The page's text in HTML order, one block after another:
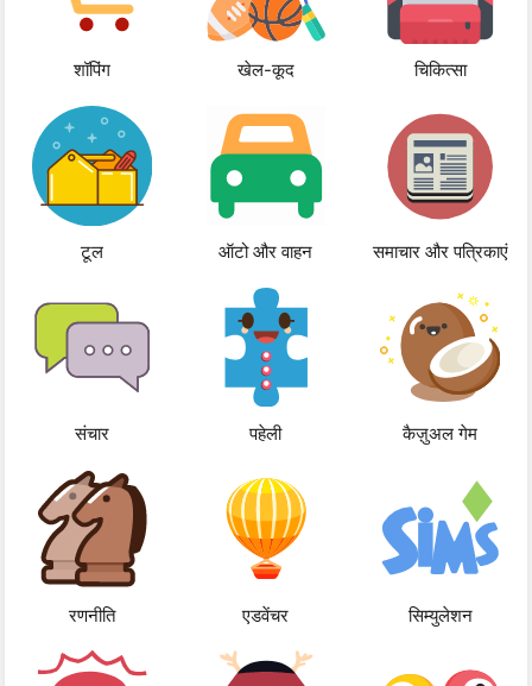
शॉपिंग खेल-कूद चिकित्सा
टूल ऑटो और वाहन समाचार और पत्रिकाएं
संचार पहेली कैज़ुअल गेम
रणनीति एडवेंचर सिम्युलेशन